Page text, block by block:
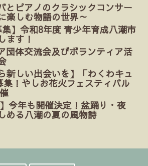
とピアノのクラシックコンサー
楽しむ物語の世界～
】令和8年度 青少年育成八潮市
ます！
団体交流会及びボランティア活
新しい出会いを】「わくわキュ
集！やしお花火フェスティバル
今年も開催決定！盆踊り・夜
める八潮の夏の風物詩